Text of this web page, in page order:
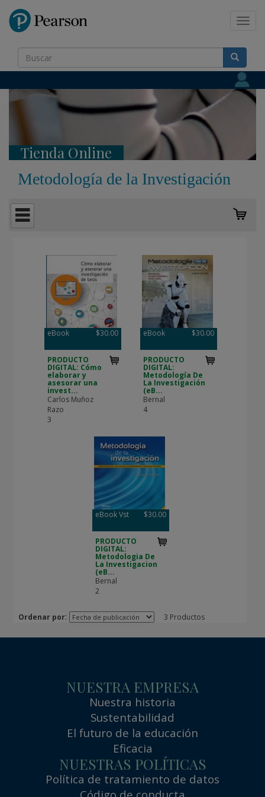
Tienda Online
Metodología de la Investigación
eBook $30.00
PRODUCTO
DIGITAL: Cómo
elaborar y
asesorar una
invest...
Carlos Muñoz
Razo
3
eBook $30.00
PRODUCTO
DIGITAL:
Metodología De
La Investigación
(eB...
Bernal
4
eBook Vst $30.00
PRODUCTO
DIGITAL:
Metodologia De
La Investigacion
(eB...
Bernal
2
Ordenar por: 3 Productos
NUESTRA EMPRESA
Nuestra historia
Sustentabilidad
El futuro de la educación
Eficacia
NUESTRAS POLÍTICAS
Política de tratamiento de datos